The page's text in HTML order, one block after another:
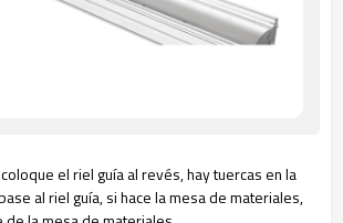
el riel guía al revés, hay tuercas en la
al riel guía, si hace la mesa de materiales,